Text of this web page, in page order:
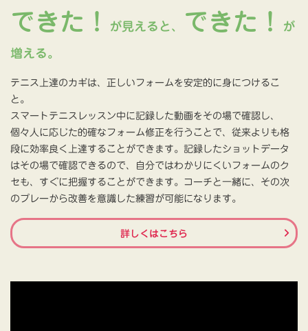
できた！ が見えると、 できた！
が
増える。
テニス上達のカギは、正しいフォームを安定的に身につけるこ
と。
スマートテニスレッスン中に記録した動画をその場で確認し、
個々人に応じた的確なフォーム修正を行うことで、従来よりも格
段に効率良く上達することができます。記録したショットデータ
はその場で確認できるので、自分ではわかりにくいフォームのク
セも、すぐに把握することができます。コーチと一緒に、その次
のプレーから改善を意識した練習が可能になります。
詳しくはこちら